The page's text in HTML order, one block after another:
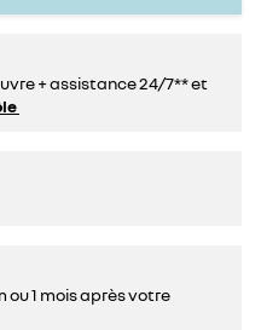
+ assistance 24/7** et
1 mois après votre